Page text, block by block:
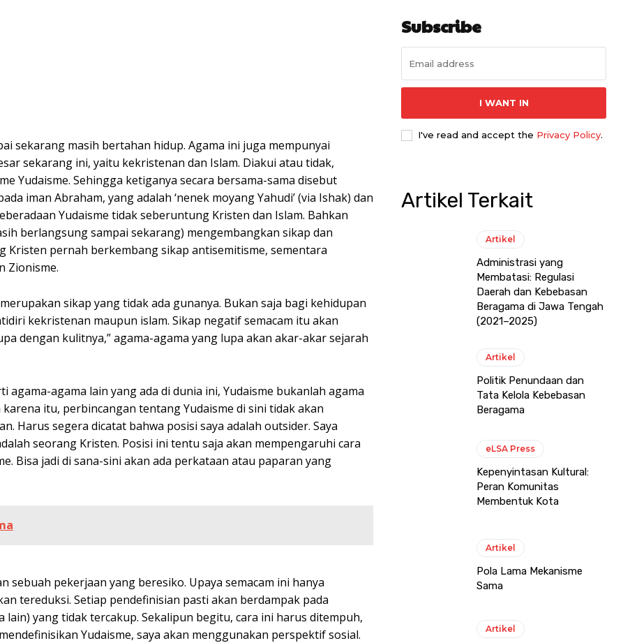
sekarang masih bertahan hidup. Agama ini juga mempunyai
sekarang ini, yaitu kekristenan dan Islam. Diakui atau tidak,
Yudaisme. Sehingga ketiganya secara bersama-sama disebut
iman Abraham, yang adalah ‘nenek moyang Yahudi’ (via Ishak) dan
Yudaisme tidak seberuntung Kristen dan Islam. Bahkan
berlangsung sampai sekarang) mengembangkan sikap dan
pernah berkembang sikap antisemitisme, sementara
Zionisme.
sikap yang tidak ada gunanya. Bukan saja bagi kehidupan
kekristenan maupun islam. Sikap negatif semacam itu akan
dengan kulitnya,” agama-agama yang lupa akan akar-akar sejarah
agama lain yang ada di dunia ini, Yudaisme bukanlah agama
itu, perbincangan tentang Yudaisme di sini tidak akan
Harus segera dicatat bahwa posisi saya adalah outsider. Saya
seorang Kristen. Posisi ini tentu saja akan mempengaruhi cara
Bisa jadi di sana-sini akan ada perkataan atau paparan yang
sebuah pekerjaan yang beresiko. Upaya semacam ini hanya
tereduksi. Setiap pendefinisian pasti akan berdampak pada
lain) yang tidak tercakup. Sekalipun begitu, cara ini harus ditempuh,
Yudaisme, saya akan menggunakan perspektif sosial.
Subscribe
I WANT IN
I've read and accept the Privacy Policy.
Artikel Terkait
Artikel
Administrasi yang
Membatasi: Regulasi
Daerah dan Kebebasan
Beragama di Jawa Tengah
(2021–2025)
Artikel
Politik Penundaan dan
Tata Kelola Kebebasan
Beragama
eLSA Press
Kepenyintasan Kultural:
Peran Komunitas
Membentuk Kota
Artikel
Pola Lama Mekanisme
Sama
Artikel